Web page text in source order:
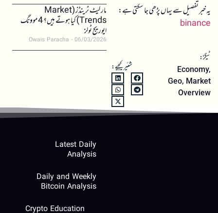
یہ خبر تفصیل سے یہاں پڑھی جا سکتی ہے:
binance
ٹیگز:
Economy,
Geo, Market
Overview
شئیر کیجیے:
مارکیٹ ٹرینڈز (Market
Trends) کیا ہوتے ہیں؟ 4 موونگ
ایوریج ٹولز
Owais Paracha 06/03/2026
Latest Daily
Analysis
Daily and Weekly
Bitcoin Analysis
Crypto Education